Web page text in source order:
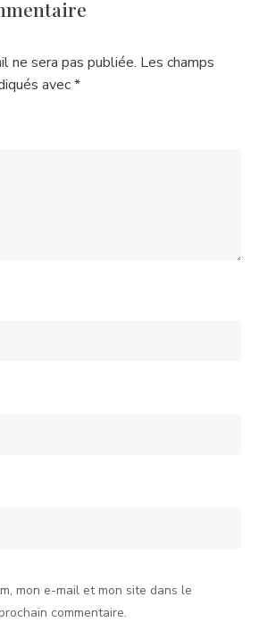
ne sera pas publiée. Les champs
avec*
mon e-mail et mon site dans le
commentaire.